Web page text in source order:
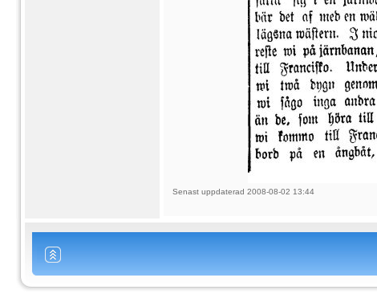
Senast uppdaterad 2008-08-02 13:44